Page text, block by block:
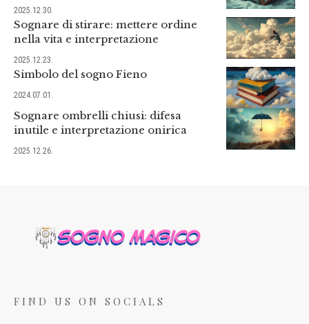
2025.12.30.
Sognare di stirare: mettere ordine
nella vita e interpretazione
2025.12.23.
Simbolo del sogno Fieno
2024.07.01.
Sognare ombrelli chiusi: difesa
inutile e interpretazione onirica
2025.12.26.
FIND US ON SOCIALS